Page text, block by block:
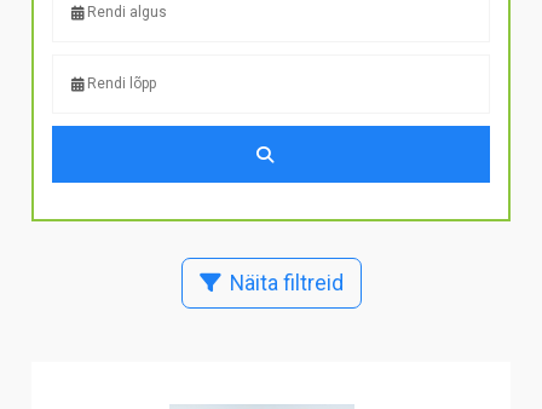
Näita filtreid